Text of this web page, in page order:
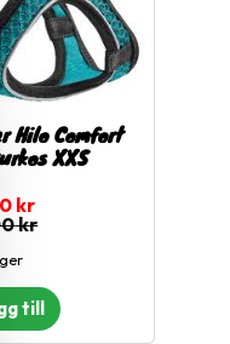
Hilo Comfort
XXS
kr
kr